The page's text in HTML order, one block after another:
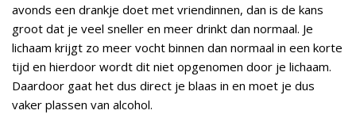
avonds een drankje doet met vriendinnen, dan is de kans
groot dat je veel sneller en meer drinkt dan normaal. Je
lichaam krijgt zo meer vocht binnen dan normaal in een korte
tijd en hierdoor wordt dit niet opgenomen door je lichaam.
Daardoor gaat het dus direct je blaas in en moet je dus
vaker plassen van alcohol.